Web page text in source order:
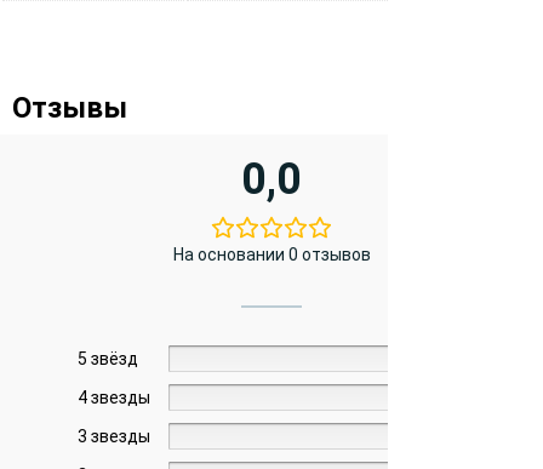
Отзывы
0,0
На основании 0 отзывов
5 звёзд
4 звезды
3 звезды